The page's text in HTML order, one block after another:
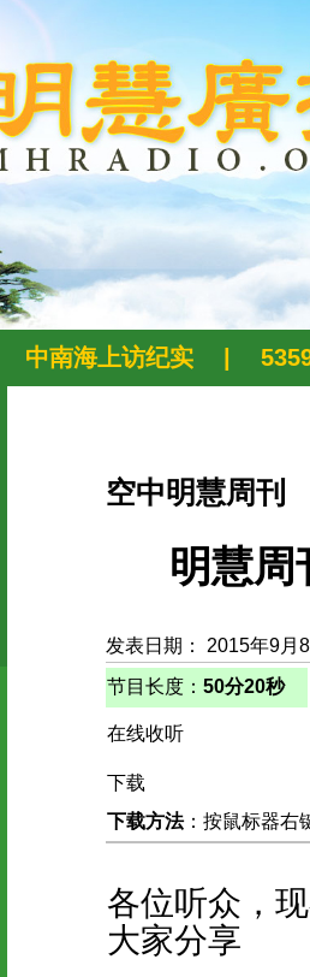
中南海上访纪实
空中明慧周刊
明慧周
发表日期： 2015年9月
节目长度： 50分20秒
在线收听
下载
下载方法：按鼠标器右
各位听众，
大家分享